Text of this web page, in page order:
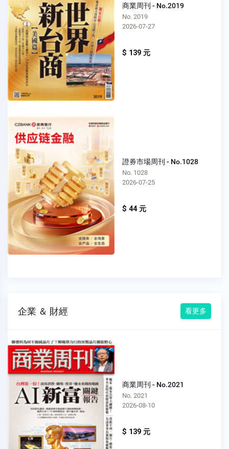
商業周刊 - No.2019
No. 2019
2026-07-27
$ 139 元
證券市場周刊 - No.1028
No. 1028
2026-07-25
$ 44 元
企業 ＆ 財經 看更多
商業周刊 - No.2021
No. 2021
2026-08-10
$ 139 元